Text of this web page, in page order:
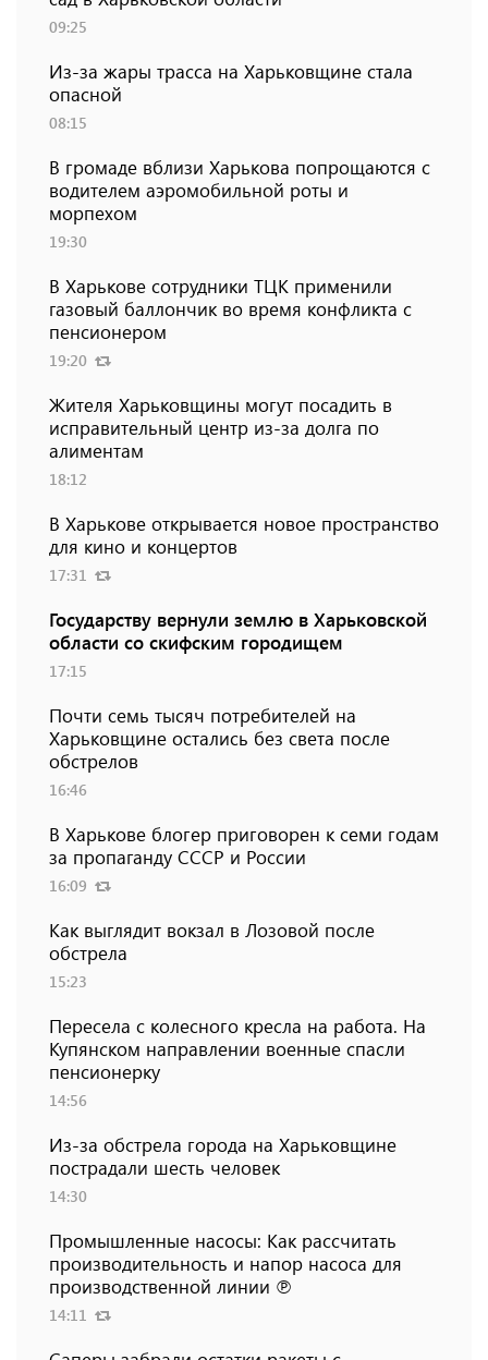
09:25
Из-за жары трасса на Харьковщине стала
опасной
08:15
В громаде вблизи Харькова попрощаются с
водителем аэромобильной роты и
морпехом
19:30
В Харькове сотрудники ТЦК применили
газовый баллончик во время конфликта с
пенсионером
19:20
Жителя Харьковщины могут посадить в
исправительный центр из-за долга по
алиментам
18:12
В Харькове открывается новое пространство
для кино и концертов
17:31
Государству вернули землю в Харьковской
области со скифским городищем
17:15
Почти семь тысяч потребителей на
Харьковщине остались без света после
обстрелов
16:46
В Харькове блогер приговорен к семи годам
за пропаганду СССР и России
16:09
Как выглядит вокзал в Лозовой после
обстрела
15:23
Пересела с колесного кресла на работа. На
Купянском направлении военные спасли
пенсионерку
14:56
Из-за обстрела города на Харьковщине
пострадали шесть человек
14:30
Промышленные насосы: Как рассчитать
производительность и напор насоса для
производственной линии ℗
14:11